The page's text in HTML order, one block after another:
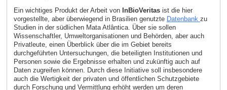
Ein wichtiges Produkt der Arbeit von InBioVeritas ist die hier
vorgestellte, aber überwiegend in Brasilien genutzte Datenbank zu
Studien in der südlichen Mata Atlântica. Über sie sollen
Wissenschaftler, Umweltorganisationen und Behörden, aber auch
Privatleute, einen Überblick über die im Gebiet bereits
durchgeführten Untersuchungen, die beteiligten Institutionen und
Personen sowie die Ergebnisse erhalten und zukünftig auch auf
Daten zugreifen können. Durch diese Initiative soll insbesondere
auch die Wertigkeit der privaten und öffentlichen Schutzgebiete
durch Forschung und Vermittlung erhöht werden um deren